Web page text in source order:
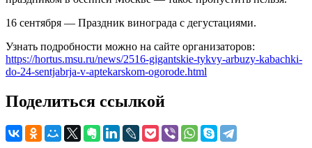
16 сентября — Праздник винограда с дегустациями.
Узнать подробности можно на сайте организаторов:
https://hortus.msu.ru/news/2516-gigantskie-tykvy-arbuzy-kabachki-
do-24-sentjabrja-v-aptekarskom-ogorode.html
Поделиться ссылкой